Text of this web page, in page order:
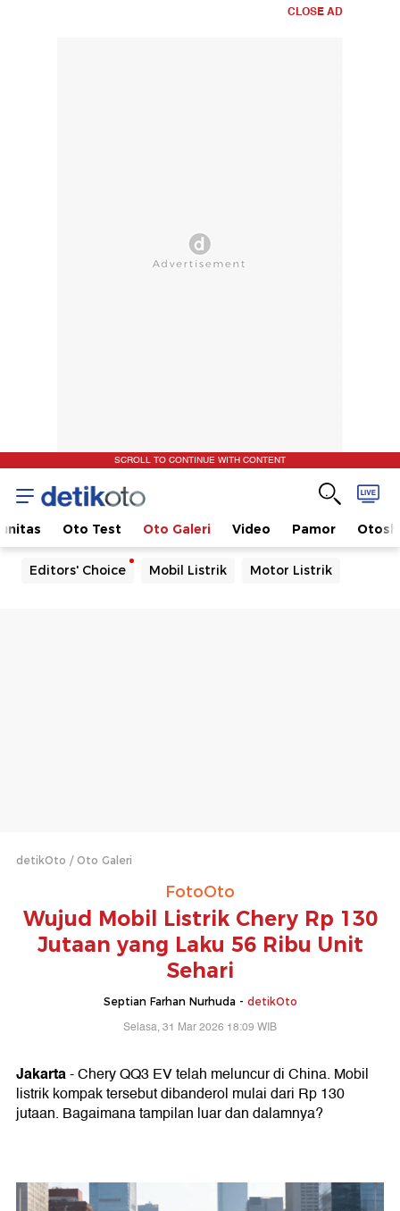
CLOSE AD
SCROLL TO CONTINUE WITH CONTENT
Oto Test Oto Galeri Video Pamor
Editors' Choice Mobil Listrik Motor Listrik
detikOto Oto Galeri
FotoOto
Wujud Mobil Listrik Chery Rp 130
Jutaan yang Laku 56 Ribu Unit
Sehari
Septian Farhan Nurhuda - detikOto
Selasa, 31 Mar 2026 18:09 WIB
Jakarta- Chery QQ3 EV telah meluncur di China. Mobil
listrik kompak tersebut dibanderol mulai dari Rp 130
jutaan. Bagaimana tampilan luar dan dalamnya?